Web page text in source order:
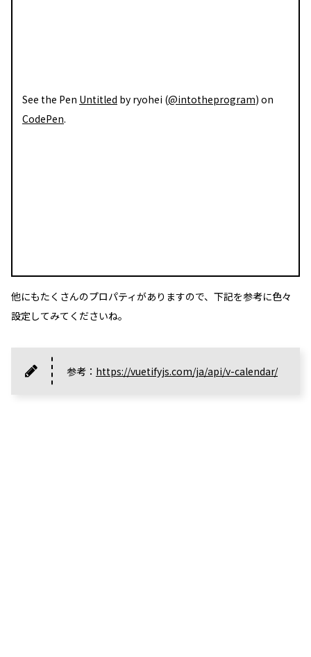
See the Pen Untitled by ryohei (@intotheprogram) on
CodePen.
他にもたくさんのプロパティがありますので、下記を参考に色々
設定してみてくださいね。
参考： https://vuetifyjs.com/ja/api/v-calendar/